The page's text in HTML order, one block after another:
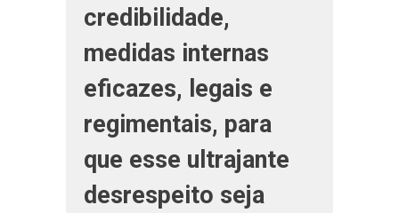
credibilidade,
medidas internas
eficazes, legais e
regimentais, para
que esse ultrajante
desrespeito seja